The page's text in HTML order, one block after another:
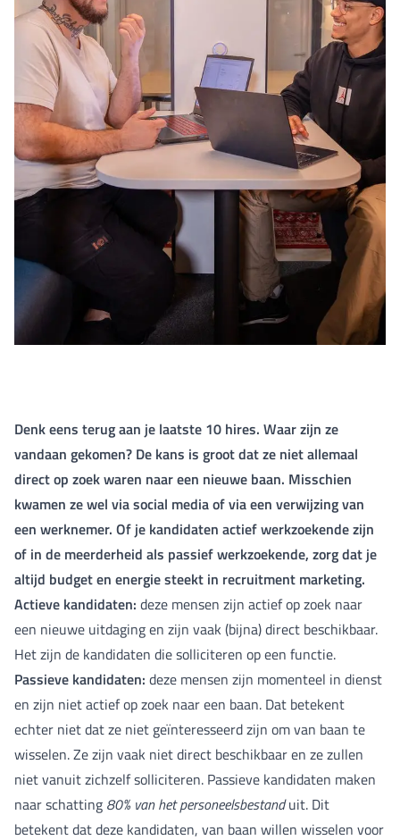
Denk eens terug aan je laatste 10 hires. Waar zijn ze
vandaan gekomen? De kans is groot dat ze niet allemaal
direct op zoek waren naar een nieuwe baan. Misschien
kwamen ze wel via social media of via een verwijzing van
een werknemer. Of je kandidaten actief werkzoekende zijn
of in de meerderheid als passief werkzoekende, zorg dat je
altijd budget en energie steekt in recruitment marketing.
Actieve kandidaten: deze mensen zijn actief op zoek naar
een nieuwe uitdaging en zijn vaak (bijna) direct beschikbaar.
Het zijn de kandidaten die solliciteren op een functie.
Passieve kandidaten: deze mensen zijn momenteel in dienst
en zijn niet actief op zoek naar een baan. Dat betekent
echter niet dat ze niet geïnteresseerd zijn om van baan te
wisselen. Ze zijn vaak niet direct beschikbaar en ze zullen
niet vanuit zichzelf solliciteren. Passieve kandidaten maken
naar schatting 80% van het personeelsbestanduit. Dit
betekent dat deze kandidaten, van baan willen wisselen voor